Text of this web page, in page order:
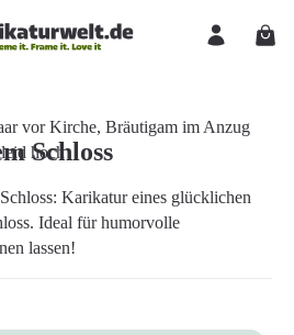
Schloss
Karikatur eines glücklichen
Ideal für humorvolle
lassen!